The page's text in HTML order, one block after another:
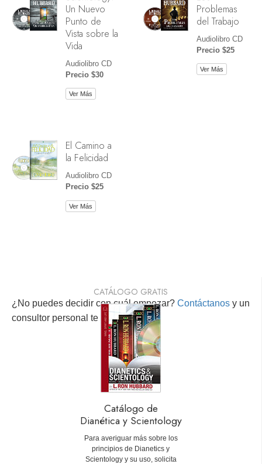
Un Nuevo
Punto de
Vista sobre la
Vida
Audiolibro CD
Precio $30
Ver Más
Problemas
del Trabajo
Audiolibro CD
Precio $25
Ver Más
El Camino a
la Felicidad
Audiolibro CD
Precio $25
Ver Más
¿No puedes decidir con cuál empezar? Contáctanos y un
consultor personal te ayudará.
CATÁLOGO GRATIS
Catálogo de
Dianética y Scientology
Para averiguar más sobre los
principios de Dianetics y
Scientology y su uso, solicita